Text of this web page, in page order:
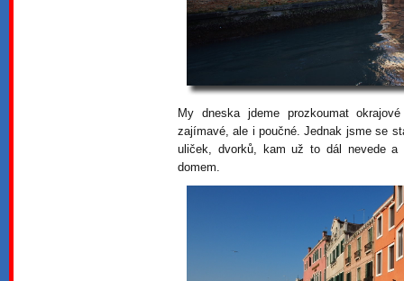
My dneska jdeme prozkoumat
zajímavé, ale i poučné. Jednak jsme se
uliček, dvorků, kam už to dál nevede a
domem.